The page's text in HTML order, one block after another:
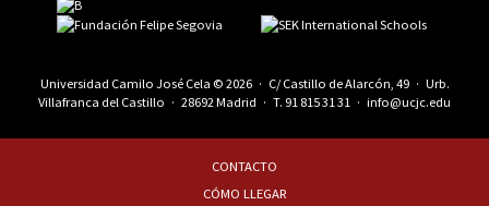
Universidad Camilo José Cela © 2026 · C/ Castillo de Alarcón, 49 · Urb.
Villafranca del Castillo · 28692 Madrid · T. 91 815 31 31 · info@ucjc.edu
CONTACTO
CÓMO LLEGAR